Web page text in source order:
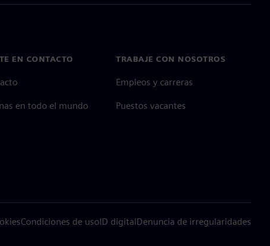
EN CONTACTO
en todo el mundo
TRABAJE CON NOSOTROS
Empleos y carreras
Puestos vacantes
Condiciones de usoID digitalDenuncia de irregularidades